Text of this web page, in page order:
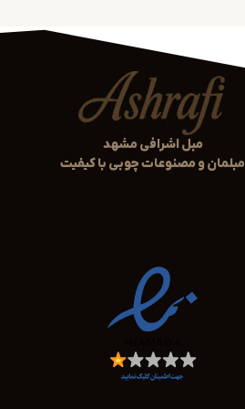
مبل اشرافی مشهد
مبلمان و مصنوعات چوبی با کیفیت